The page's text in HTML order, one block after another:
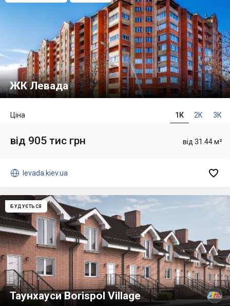
ЖК Левада
1К 2К 3К
Ціна
від 31.44 м²
від 905 тис грн
 levada.kiev.ua 
БУДУЄТЬСЯ
Таунхауси Borispol Village